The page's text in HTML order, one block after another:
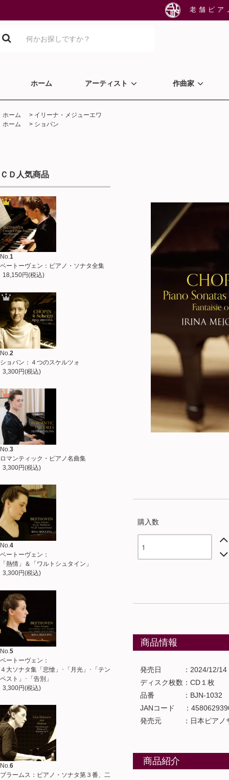
老舗ピ
ホーム アーティスト 作曲家
ホーム > イリーナ・メジューエワ
ホーム
> ショパン
ＣＤ人気商品
No.1
ベートーヴェン：ピアノ・ソナタ全集
18,150円(税込)
No. 2
ショパン：４つのスケルツォ
3,300円(税込)
No.3
ロマンティック・ピアノ名曲集
3,300円(税込)
No.4
ベートーヴェン：
「熱情」＆「ワルトシュタイン」
3,300円(税込)
No. 5
ベートーヴェン：
４大ソナタ集「悲愴」･「月光」･「テン
ペスト」･「告別」
3,300円(税込)
No.6
ブラームス：ピアノ・ソナタ第３番、二
購入数
商品情報
発売日 ：2024/12/14
ディスク枚数：CD１枚
品番 ：BJN-1032
JANコード ：
発売元 ：日本ピアノサ
商品紹介